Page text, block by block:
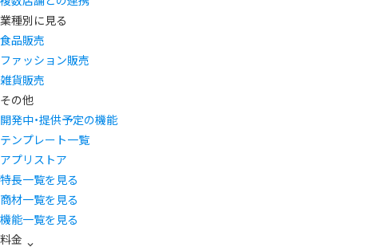
業種別に見る
食品販売
ファッション販売
雑貨販売
その他
開発中・提供予定の機能
テンプレート一覧
アプリストア
特長一覧を見る
商材一覧を見る
機能一覧を見る
料金